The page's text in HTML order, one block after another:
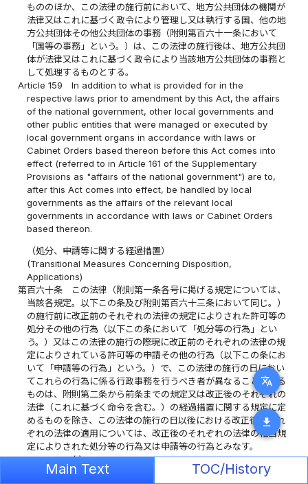
translate
download
もののほか、この法律の施行前において、地方公共団体の機関が
法律又はこれに基づく政令により管理し又は執行する国、他の地
方公共団体その他公共団体の事務（附則第百六十一条において
「国等の事務」という。）は、この法律の施行後は、地方公共団
体が法律又はこれに基づく政令により当該地方公共団体の事務と
して処理するものとする。
Article 159
In addition to what is provided for in the
respective laws prior to amendment by this Act, the affairs
of the national government, other local governments and
other public entities that were managed or executed by
local government organs in accordance with laws or
Cabinet Orders based thereon before this Act comes into
effect (referred to in Article 161 of the Supplementary
Provisions as "affairs of the national government") are to,
after this Act comes into effect, be handled by local
governments as the affairs of the relevant local
governments in accordance with laws or Cabinet Orders
based thereon.
（処分、申請等に関する経過措置）
(Transitional Measures Concerning Disposition,
Applications)
第百六十条
この法律（附則第一条各号に掲げる規定については、
当該各規定。以下この条及び附則第百六十三条において同じ。）
の施行前に改正前のそれぞれの法律の規定によりされた許可等の
処分その他の行為（以下この条において「処分等の行為」とい
う。）又はこの法律の施行の際現に改正前のそれぞれの法律の規
定によりされている許可等の申請その他の行為（以下この条にお
いて「申請等の行為」という。）で、この法律の施行の日におい
てこれらの行為に係る行政事務を行うべき者が異なることとなる
ものは、附則第二条から前条までの規定又は改正後のそれぞれの
法律（これに基づく命令を含む。）の経過措置に関する規定に定
めるものを除き、この法律の施行の日以後における改正後のそれ
ぞれの法律の適用については、改正後のそれぞれの法律の相当規
定によりされた処分等の行為又は申請等の行為とみなす。
Article 160
(1)
When applying the respective amended laws
after the date on which this Act comes into effect, excluding
Main Text TOC/History